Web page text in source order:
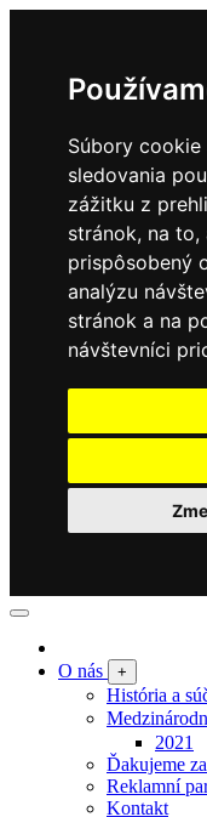
Súbory
sledovania
zážitku z
stránok, na
prispôsobený
analýzu
stránok a na
návštevníci
O nás +
História a
2021
Ďakujeme
Reklamní
Kontakt